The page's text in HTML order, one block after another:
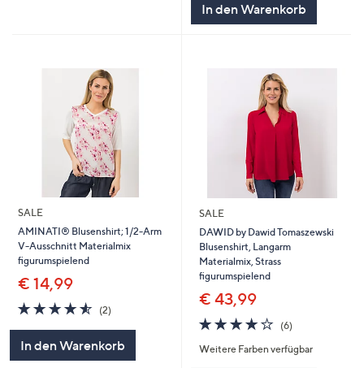
In den Warenkorb
SALE
AMINATI® Blusenshirt; 1/2-Arm
V-Ausschnitt Materialmix
figurumspielend
€ 14,99
4.5
von
(2)2
In den Warenkorb
SALE
DAWID by Dawid Tomaszewski
Blusenshirt, Langarm
Materialmix, Strass
figurumspielend
€ 43,99
4.0
von
5
(6)6
Weitere Farben verfügbar